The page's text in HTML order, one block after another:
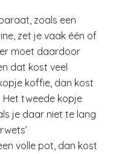
zoals een
zet je vaak één of
moet daardoor
dat kost veel
koffie, dan kost
Het tweede kopje
je daar niet te lang
volle pot, dan kost